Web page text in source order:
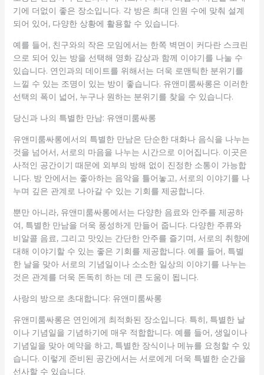
기에 더없이 좋은 장소입니다. 각 방은 최대 인원 수에 맞춰 설계
되어 있어, 다양한 상황에 활용할 수 있습니다.
예를 들어, 친구와의 작은 모임에서는 한쪽 벽면이 커다란 스크린
으로 되어 있는 방을 선택해 영화 감상과 함께 이야기를 나눌 수
있습니다. 연인과의 데이트를 위해서는 더욱 로맨틱한 분위기를
느낄 수 있는 조명이 있는 방이 좋습니다. 유앤미룸싸롱은 이러한
선택의 폭이 넓어, 누구나 원하는 분위기를 찾을 수 있습니다.
당신과 나의 특별한 만남: 유앤미룸싸롱
유앤미룸싸롱에서의 특별한 만남은 단순한 대화나 음식을 나누는
것을 넘어서, 서로의 마음을 나누는 시간으로 이어집니다. 이곳은
사적인 공간이기 때문에 외부의 방해 없이 진정한 소통이 가능합
니다. 방 안에서는 좋아하는 음악을 틀어놓고, 서로의 이야기를 나
누며 깊은 관계로 나아갈 수 있는 기회를 제공합니다.
뿐만 아니라, 유앤미룸싸롱에서는 다양한 음료와 안주를 제공하
여, 특별한 만남을 더욱 풍성하게 만들어 줍니다. 다양한 주류와
비알콜 음료, 그리고 맛있는 간단한 안주를 즐기며, 서로의 취향에
대해 이야기할 수 있는 좋은 기회를 제공합니다. 예를 들어, 특별
한 날을 맞아 서로의 기념일이나 소소한 일상의 이야기를 나누는
것은 관계를 더욱 돈독히 하는 데 큰 도움이 됩니다.
사랑의 방으로 초대합니다: 유앤미룸싸롱
유앤미룸싸롱은 연인에게 최적화된 장소입니다. 특히, 특별한 날
이나 기념일을 기념하기에 매우 적합합니다. 예를 들어, 생일이나
기념일을 맞아 예약을 하고, 특별한 장식이나 메뉴를 요청할 수 있
습니다. 이렇게 준비된 공간에서는 서로에게 더욱 특별한 순간을
선사할 수 있습니다.